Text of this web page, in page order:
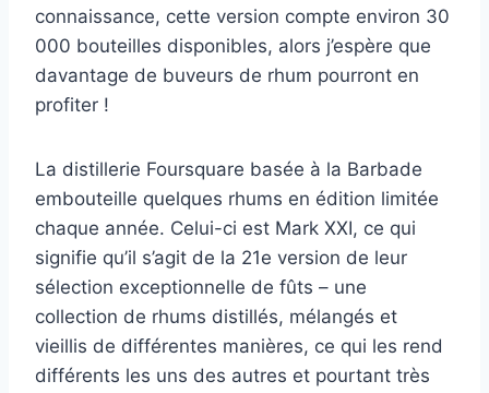
connaissance, cette version compte environ 30
000 bouteilles disponibles, alors j’espère que
davantage de buveurs de rhum pourront en
profiter !
La distillerie Foursquare basée à la Barbade
embouteille quelques rhums en édition limitée
chaque année. Celui-ci est Mark XXI, ce qui
signifie qu’il s’agit de la 21e version de leur
sélection exceptionnelle de fûts – une
collection de rhums distillés, mélangés et
vieillis de différentes manières, ce qui les rend
différents les uns des autres et pourtant très